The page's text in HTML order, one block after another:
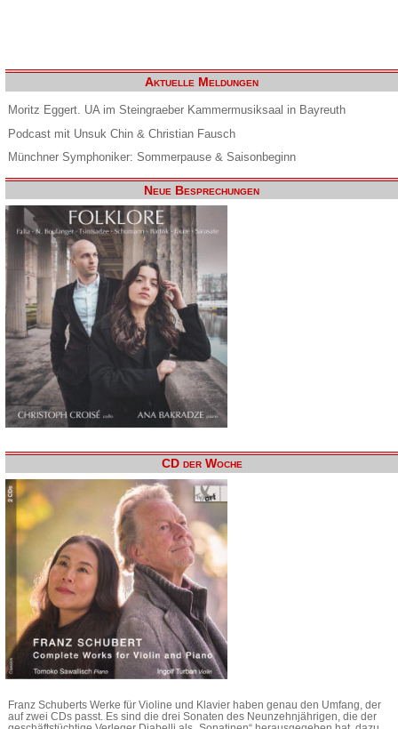
Aktuelle Meldungen
Moritz Eggert. UA im Steingraeber Kammermusiksaal in Bayreuth
Podcast mit Unsuk Chin & Christian Fausch
Münchner Symphoniker: Sommerpause & Saisonbeginn
Neue Besprechungen
CD der Woche
Franz Schuberts Werke für Violine und Klavier haben genau den Umfang, der
auf zwei CDs passt. Es sind die drei Sonaten des Neunzehnjährigen, die der